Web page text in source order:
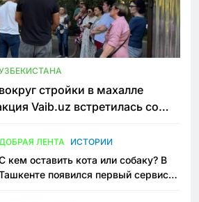
стройки в махалле
Vaib.uz встретилась со
ЛЕНТА ИСТОРИИ
кем оставить кота или собаку? В
появился первый сервис